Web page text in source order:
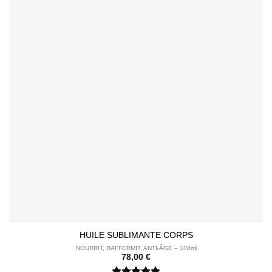
HUILE SUBLIMANTE CORPS
78,00 €
NOURRIT, RAFFERMIT, ANTI-ÂGE – 100ml